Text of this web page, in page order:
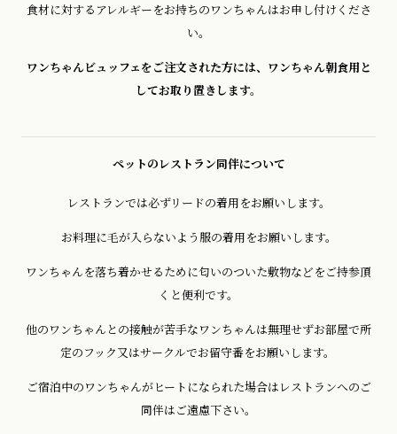
食材に対するアレルギーをお持ちのワンちゃんはお申し付けくださ
い。
ワンちゃんビュッフェをご注文された方には、ワンちゃん朝食用と
してお取り置きします。
ペットのレストラン同伴について
レストランでは必ずリードの着用をお願いします。
お料理に毛が入らないよう服の着用をお願いします。
ワンちゃんを落ち着かせるために匂いのついた敷物などをご持参頂
くと便利です。
他のワンちゃんとの接触が苦手なワンちゃんは無理せずお部屋で所
定のフック又はサークルでお留守番をお願いします。
ご宿泊中のワンちゃんがヒートになられた場合はレストランへのご
同伴はご遠慮下さい。